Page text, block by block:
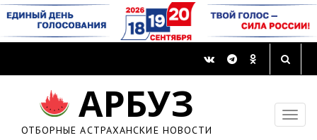
АРБУЗ
ОТБОРНЫЕ АСТРАХАНСКИЕ НОВОСТИ